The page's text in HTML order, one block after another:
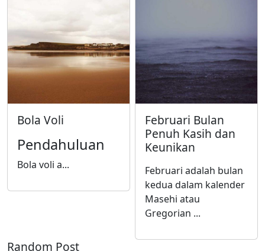
Bola Voli
Pendahuluan
Bola voli a...
Februari Bulan
Penuh Kasih dan
Keunikan
Februari adalah bulan
kedua dalam kalender
Masehi atau
Gregorian ...
Random Post